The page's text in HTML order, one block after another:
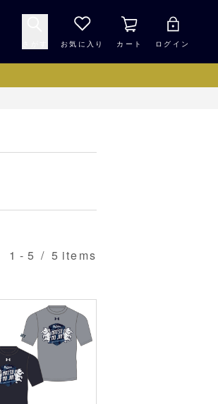
マスコット・バファ
スマホ用品
1000円未満
SPECIAL PRICE
お気に入り カート ログイン
1 - 5 / 5 items